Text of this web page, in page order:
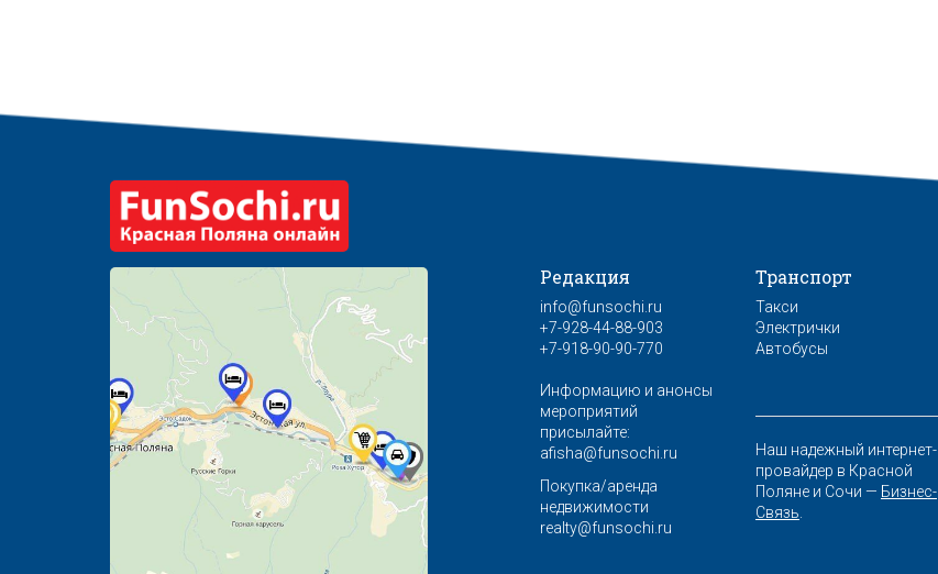
Редакция
info@funsochi.ru
+7-928-44-88-903
+7-918-90-90-770
Информацию и анонсы
мероприятий
присылайте:
afisha@funsochi.ru
Покупка/аренда
недвижимости
realty@funsochi.ru
Транспорт
Такси
Электрички
Автобусы
Наш надежный интернет-
провайдер в Красной
Поляне и Сочи — Бизнес-
Связь